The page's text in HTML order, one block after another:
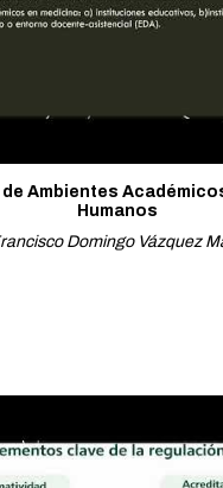
de Ambientes
Humanos
Domingo Vázquez